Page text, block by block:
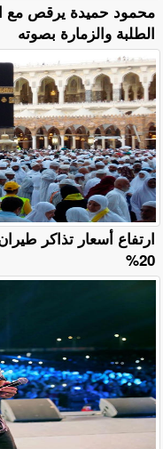
محمود حميدة يرقص مع
الطلبة والزمارة بصوته
ارتفاع أسعار تذاكر
20%